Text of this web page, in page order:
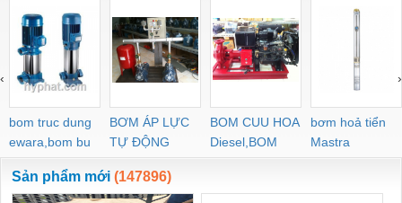
bom truc dung
ewara,bom bu
ewara
BƠM ÁP LỰC
TỰ ĐỘNG
BOM CUU HOA
Diesel,BOM
CHUA CHAY
bơm hoả tiển
Mastra
‹ ›
Sản phẩm mới (147896)